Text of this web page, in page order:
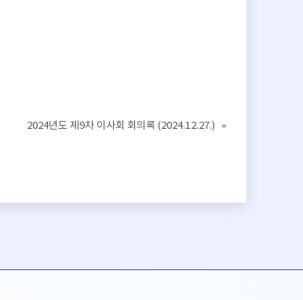
2024년도 제9차 이사회 회의록 (2024.12.27.) »